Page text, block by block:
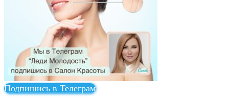
Подпишись в Телеграм